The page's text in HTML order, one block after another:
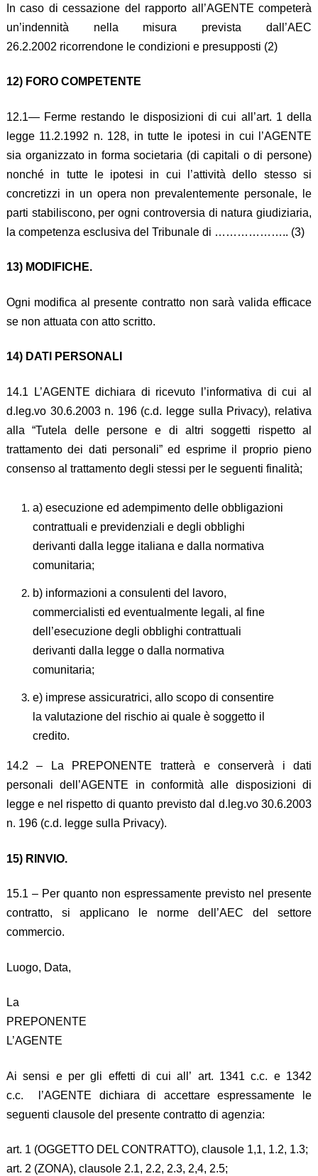
In caso di cessazione del rapporto all’AGENTE competerà
un’indennità nella misura prevista dall’AEC
26.2.2002 ricorrendone le condizioni e presupposti (2)
12) FORO COMPETENTE
12.1— Ferme restando le disposizioni di cui all’art. 1 della
legge 11.2.1992 n. 128, in tutte le ipotesi in cui l’AGENTE
sia organizzato in forma societaria (di capitali o di persone)
nonché in tutte le ipotesi in cui l’attività dello stesso si
concretizzi in un opera non prevalentemente personale, le
parti stabiliscono, per ogni controversia di natura giudiziaria,
la competenza esclusiva del Tribunale di ……………….. (3)
13) MODIFICHE.
Ogni modifica al presente contratto non sarà valida efficace
se non attuata con atto scritto.
14) DATI PERSONALI
14.1 L’AGENTE dichiara di ricevuto l’informativa di cui al
d.leg.vo 30.6.2003 n. 196 (c.d. legge sulla Privacy), relativa
alla “Tutela delle persone e di altri soggetti rispetto al
trattamento dei dati personali” ed esprime il proprio pieno
consenso al trattamento degli stessi per le seguenti finalità;
a) esecuzione ed adempimento delle obbligazioni
contrattuali e previdenziali e degli obblighi
derivanti dalla legge italiana e dalla normativa
comunitaria;
b) informazioni a consulenti del lavoro,
commercialisti ed eventualmente legali, al fine
dell’esecuzione degli obblighi contrattuali
derivanti dalla legge o dalla normativa
comunitaria;
e) imprese assicuratrici, allo scopo di consentire
la valutazione del rischio ai quale è soggetto il
credito.
14.2 – La PREPONENTE tratterà e conserverà i dati
personali dell’AGENTE in conformità alle disposizioni di
legge e nel rispetto di quanto previsto dal d.leg.vo 30.6.2003
n. 196 (c.d. legge sulla Privacy).
15) RINVIO.
15.1 – Per quanto non espressamente previsto nel presente
contratto, si applicano le norme dell’AEC del settore
commercio.
Luogo, Data,
La
PREPONENTE
L’AGENTE
Ai sensi e per gli effetti di cui all’ art. 1341 c.c. e 1342
c.c. l’AGENTE dichiara di accettare espressamente le
seguenti clausole del presente contratto di agenzia:
art. 1 (OGGETTO DEL CONTRATTO), clausole 1,1, 1.2, 1.3;
art. 2 (ZONA), clausole 2.1, 2.2, 2.3, 2,4, 2.5;